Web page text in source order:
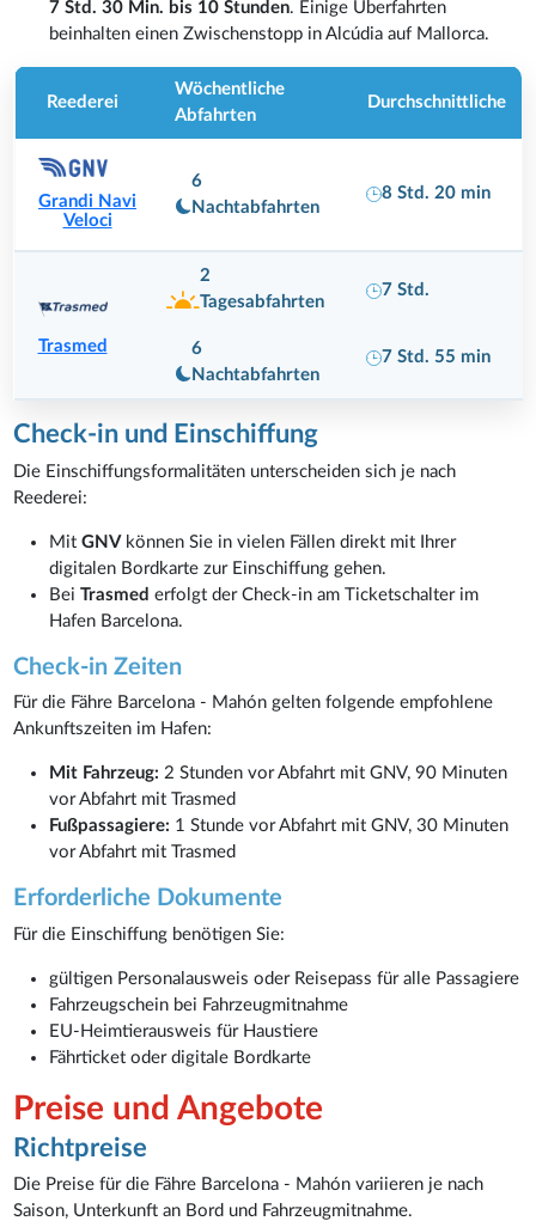
7 Std. 30 Min. bis 10 Stunden. Einige Überfahrten
beinhalten einen Zwischenstopp in Alcúdia auf Mallorca.
Reederei
Wöchentliche
Abfahrten
Durchschnittliche
Grandi Navi
Veloci
6
Nachtabfahrten
8 Std. 20 min
Trasmed
2
Tagesabfahrten
6
Nachtabfahrten
7 Std.
7 Std. 55 min
Check-in und Einschiffung
Die Einschiffungsformalitäten unterscheiden sich je nach
Reederei:
MitGNVkönnen Sie in vielen Fällen direkt mit Ihrer
digitalen Bordkarte zur Einschiffung gehen.
BeiTrasmed erfolgt der Check-in am Ticketschalter im
Hafen Barcelona.
Check-in Zeiten
Für die Fähre Barcelona - Mahón gelten folgende empfohlene
Ankunftszeiten im Hafen:
Mit Fahrzeug: 2 Stunden vor Abfahrt mit GNV, 90 Minuten
vor Abfahrt mit Trasmed
Fußpassagiere: 1 Stunde vor Abfahrt mit GNV, 30 Minuten
vor Abfahrt mit Trasmed
Erforderliche Dokumente
Für die Einschiffung benötigen Sie:
gültigen Personalausweis oder Reisepass für alle Passagiere
Fahrzeugschein bei Fahrzeugmitnahme
EU-Heimtierausweis für Haustiere
Fährticket oder digitale Bordkarte
Preise und Angebote
Richtpreise
Die Preise für die Fähre Barcelona - Mahón variieren je nach
Saison, Unterkunft an Bord und Fahrzeugmitnahme.